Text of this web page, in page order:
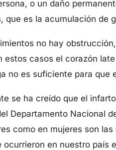
o un daño
que es la acumulación de
no hay
estos casos el corazón
no es suficiente para que
se ha creído que el
Departamento Nacional
como en mujeres son
ocurrieron en nuestro país